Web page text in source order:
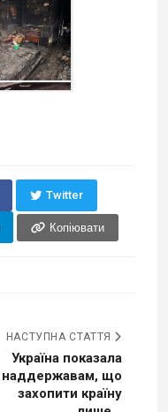
Twitter
Копіювати
НАСТУПНА СТАТТЯ
Україна показала
наддержавам, що
захопити країну